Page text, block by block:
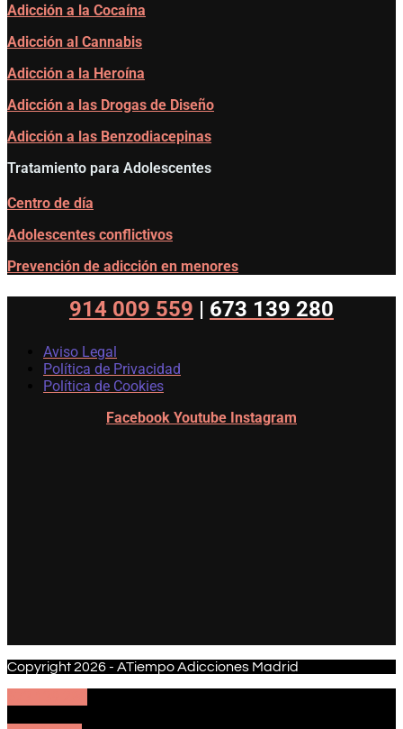
Adicción a la Cocaína
Adicción al Cannabis
Adicción a la Heroína
Adicción a las Drogas de Diseño
Adicción a las Benzodiacepinas
Tratamiento para Adolescentes
Centro de día
Adolescentes conflictivos
Prevención de adicción en menores
914 009 559 | 673 139 280
Aviso Legal
Política de Privacidad
Política de Cookies
Facebook Youtube Instagram
Copyright 2026 - ATiempo Adicciones Madrid